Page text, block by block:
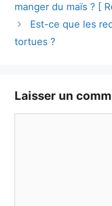
manger du maïs ? [
Est-ce que les
tortues ?
Laisser un